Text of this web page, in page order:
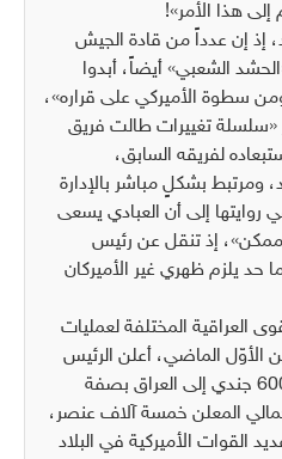
إلى هذا الأمر»!
إذ إن عدداً من قادة الجيش
الشعبي» أيضاً، أبدوا
سطوة الأميركي على قراره»،
«سلسلة تغييرات طالت فريق
لفريقه السابق،
ومرتبط بشكلٍ مباشر بالإدارة
روايتها إلى أن العبادي يسعى
إذ تنقل عن رئيس
حد يلزم ظهري غير الأميركان
العراقية المختلفة لعمليات
الأوّل الماضي، أعلن الرئيس
الأميركي باراك أوباما إرسال 600 جندي إلى العراق بصفة
المعلن خمسة آلاف عنصر،
القوات الأميركية في البلاد